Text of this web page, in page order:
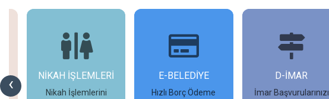
‹ NİKAH İŞLEMLERİ
Nikah İşlemlerini
E-BELEDİYE
Hızlı Borç Ödeme
D-İMAR
İmar Başvurularınızı